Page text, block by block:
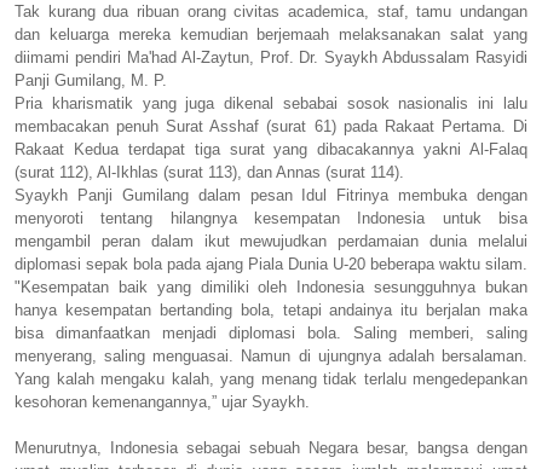
Tak kurang dua ribuan orang civitas academica, staf, tamu undangan
dan keluarga mereka kemudian berjemaah melaksanakan salat yang
diimami pendiri Ma'had Al-Zaytun, Prof. Dr. Syaykh Abdussalam Rasyidi
Panji Gumilang, M. P.
Pria kharismatik yang juga dikenal sebabai sosok nasionalis ini lalu
membacakan penuh Surat Asshaf (surat 61) pada Rakaat Pertama. Di
Rakaat Kedua terdapat tiga surat yang dibacakannya yakni Al-Falaq
(surat 112), Al-Ikhlas (surat 113), dan Annas (surat 114).
Syaykh Panji Gumilang dalam pesan Idul Fitrinya membuka dengan
menyoroti tentang hilangnya kesempatan Indonesia untuk bisa
mengambil peran dalam ikut mewujudkan perdamaian dunia melalui
diplomasi sepak bola pada ajang Piala Dunia U-20 beberapa waktu silam.
"Kesempatan baik yang dimiliki oleh Indonesia sesungguhnya bukan
hanya kesempatan bertanding bola, tetapi andainya itu berjalan maka
bisa dimanfaatkan menjadi diplomasi bola. Saling memberi, saling
menyerang, saling menguasai. Namun di ujungnya adalah bersalaman.
Yang kalah mengaku kalah, yang menang tidak terlalu mengedepankan
kesohoran kemenangannya,” ujar Syaykh.
Menurutnya, Indonesia sebagai sebuah Negara besar, bangsa dengan